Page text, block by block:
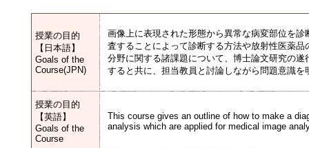
授業の目的
【日本語】
Goals of the
Course(JPN)
画像上に表現された形態から異常な病変部位を
査することによって診断する方法や放射性医薬
分野に関する諸課題について、博士論文研究の
すると共に、担当教員と討論しながら問題意識
授業の目的
【英語】
Goals of the
Course
This course gives an outline of how to make a
analysis which are applied for medical image